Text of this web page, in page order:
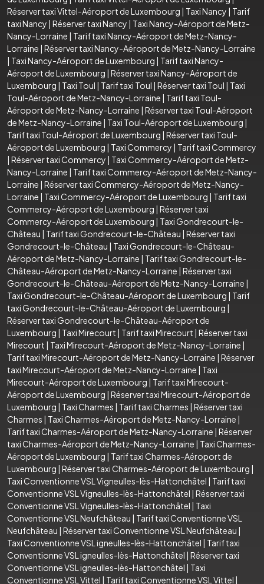
Réserver taxi Vittel-Aéroport de Luxembourg | Taxi Nancy | Tarif
taxi Nancy | Réserver taxi Nancy | Taxi Nancy-Aéroport de Metz-
Nancy-Lorraine | Tarif taxi Nancy-Aéroport de Metz-Nancy-
Lorraine | Réserver taxi Nancy-Aéroport de Metz-Nancy-Lorraine
| Taxi Nancy-Aéroport de Luxembourg | Tarif taxi Nancy-
Aéroport de Luxembourg | Réserver taxi Nancy-Aéroport de
Luxembourg | Taxi Toul | Tarif taxi Toul | Réserver taxi Toul | Taxi
Toul-Aéroport de Metz-Nancy-Lorraine | Tarif taxi Toul-
Aéroport de Metz-Nancy-Lorraine | Réserver taxi Toul-Aéroport
de Metz-Nancy-Lorraine | Taxi Toul-Aéroport de Luxembourg |
Tarif taxi Toul-Aéroport de Luxembourg | Réserver taxi Toul-
Aéroport de Luxembourg | Taxi Commercy | Tarif taxi Commercy
| Réserver taxi Commercy | Taxi Commercy-Aéroport de Metz-
Nancy-Lorraine | Tarif taxi Commercy-Aéroport de Metz-Nancy-
Lorraine | Réserver taxi Commercy-Aéroport de Metz-Nancy-
Lorraine | Taxi Commercy-Aéroport de Luxembourg | Tarif taxi
Commercy-Aéroport de Luxembourg | Réserver taxi
Commercy-Aéroport de Luxembourg | Taxi Gondrecourt-le-
Château | Tarif taxi Gondrecourt-le-Château | Réserver taxi
Gondrecourt-le-Château | Taxi Gondrecourt-le-Château-
Aéroport de Metz-Nancy-Lorraine | Tarif taxi Gondrecourt-le-
Château-Aéroport de Metz-Nancy-Lorraine | Réserver taxi
Gondrecourt-le-Château-Aéroport de Metz-Nancy-Lorraine |
Taxi Gondrecourt-le-Château-Aéroport de Luxembourg | Tarif
taxi Gondrecourt-le-Château-Aéroport de Luxembourg |
Réserver taxi Gondrecourt-le-Château-Aéroport de
Luxembourg | Taxi Mirecourt | Tarif taxi Mirecourt | Réserver taxi
Mirecourt | Taxi Mirecourt-Aéroport de Metz-Nancy-Lorraine |
Tarif taxi Mirecourt-Aéroport de Metz-Nancy-Lorraine | Réserver
taxi Mirecourt-Aéroport de Metz-Nancy-Lorraine | Taxi
Mirecourt-Aéroport de Luxembourg | Tarif taxi Mirecourt-
Aéroport de Luxembourg | Réserver taxi Mirecourt-Aéroport de
Luxembourg | Taxi Charmes | Tarif taxi Charmes | Réserver taxi
Charmes | Taxi Charmes-Aéroport de Metz-Nancy-Lorraine |
Tarif taxi Charmes-Aéroport de Metz-Nancy-Lorraine | Réserver
taxi Charmes-Aéroport de Metz-Nancy-Lorraine | Taxi Charmes-
Aéroport de Luxembourg | Tarif taxi Charmes-Aéroport de
Luxembourg | Réserver taxi Charmes-Aéroport de Luxembourg |
Taxi Conventionne VSL Vigneulles-lès-Hattonchâtel | Tarif taxi
Conventionne VSL Vigneulles-lès-Hattonchâtel | Réserver taxi
Conventionne VSL Vigneulles-lès-Hattonchâtel | Taxi
Conventionne VSL Neufchâteau | Tarif taxi Conventionne VSL
Neufchâteau | Réserver taxi Conventionne VSL Neufchâteau |
Taxi Conventionne VSL igneulles-lès-Hattonchâtel | Tarif taxi
Conventionne VSL igneulles-lès-Hattonchâtel | Réserver taxi
Conventionne VSL igneulles-lès-Hattonchâtel | Taxi
Conventionne VSL Vittel | Tarif taxi Conventionne VSL Vittel |